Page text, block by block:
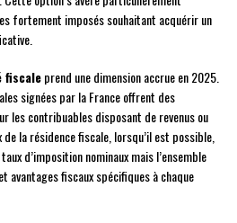
fortement imposés souhaitant acquérir un
prend une dimension accrue en 2025.
signées par la France offrent des
les contribuables disposant de revenus ou
la résidence fiscale, lorsqu’il est possible,
d’imposition nominaux mais l’ensemble
avantages fiscaux spécifiques à chaque